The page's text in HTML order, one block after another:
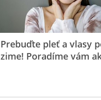
Prebuďte pleť a vlasy
zime! Poradíme vám